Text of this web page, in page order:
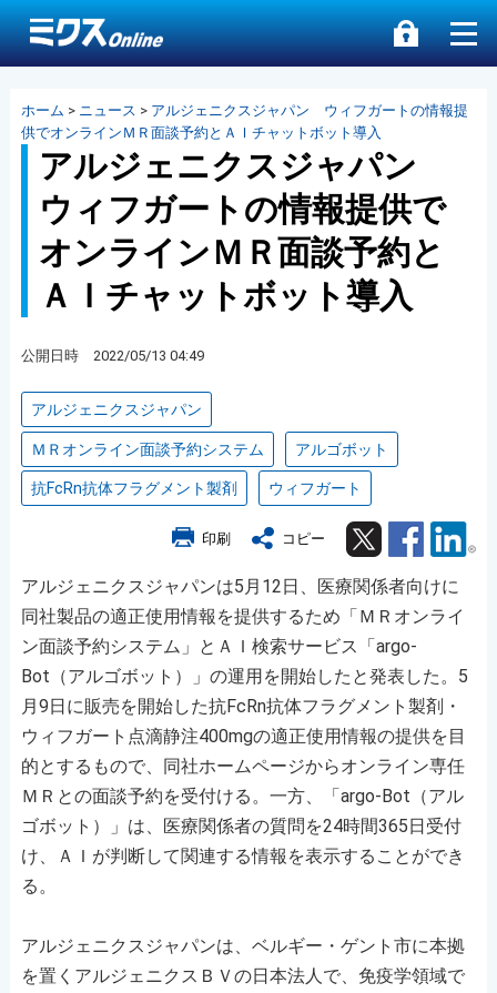
ホーム > ニュース > アルジェニクスジャパン ウィフガートの情報提
供でオンラインＭＲ面談予約とＡＩチャットボット導入
アルジェニクスジャパン
ウィフガートの情報提供で
オンラインＭＲ面談予約と
ＡＩチャットボット導入
公開日時 2022/05/13 04:49
アルジェニクスジャパン
ＭＲオンライン面談予約システム アルゴボット
抗FcRn抗体フラグメント製剤 ウィフガート
印刷 コピー Twitter Facebook
アルジェニクスジャパンは5月12日、医療関係者向けに
同社製品の適正使用情報を提供するため「ＭＲオンライ
ン面談予約システム」とＡＩ検索サービス「argo-
Bot（アルゴボット）」の運用を開始したと発表した。5
月9日に販売を開始した抗FcRn抗体フラグメント製剤・
ウィフガート点滴静注400mgの適正使用情報の提供を目
的とするもので、同社ホームページからオンライン専任
ＭＲとの面談予約を受付ける。一方、「argo-Bot（アル
ゴボット）」は、医療関係者の質問を24時間365日受付
け、ＡＩが判断して関連する情報を表示することができ
る。
アルジェニクスジャパンは、ベルギー・ゲント市に本拠
を置くアルジェニクスＢＶの日本法人で、免疫学領域で